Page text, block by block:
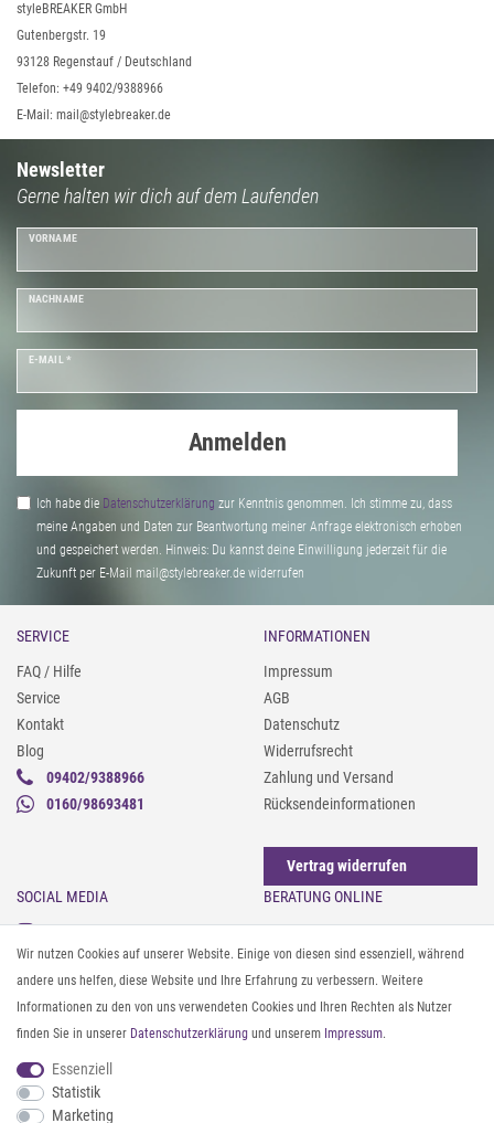
styleBREAKER GmbH
Gutenbergstr. 19
93128 Regenstauf / Deutschland
Telefon: +49 9402/9388966
E-Mail: mail@stylebreaker.de
Newsletter
Gerne halten wir dich auf dem Laufenden
VORNAME
NACHNAME
E-MAIL *
Anmelden
Ich habe die Daten­schutz­erklärung zur Kenntnis genommen. Ich stimme zu, dass
meine Angaben und Daten zur Beantwortung meiner Anfrage elektronisch erhoben
und gespeichert werden. Hinweis: Du kannst deine Einwilligung jederzeit für die
Zukunft per E-Mail mail@stylebreaker.de widerrufen
SERVICE
FAQ / Hilfe
Service
Kontakt
Blog
09402/9388966
0160/98693481
INFORMATIONEN
Impressum
AGB
Datenschutz
Widerrufsrecht
Zahlung und Versand
Rücksendeinformationen
Vertrag widerrufen
SOCIAL MEDIA
Instagram
Facebook
Pinterest
Twitter
Youtube
Threads
BERATUNG ONLINE
Gürtel messen & kürzen
Sonnenbrillen & UV-Schutz
Textilpflege
Textil- und Material-Guide
Geldbörse richtig organisieren
ZAHLUNG & VERSAND
Wir nutzen Cookies auf unserer Website. Einige von diesen sind essenziell, während
andere uns helfen, diese Website und Ihre Erfahrung zu verbessern. Weitere
Informationen zu den von uns verwendeten Cookies und Ihren Rechten als Nutzer
finden Sie in unserer Daten­schutz­erklärung und unserem Impressum.
Essenziell
Statistik
Marketing